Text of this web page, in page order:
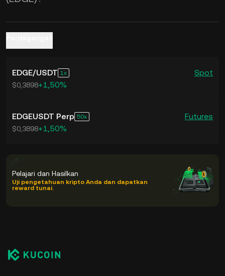
EDGE/USDT 1 Spot
$0,3898+1,50%
EDGEUSDT Perp 50 Futures
$0,3898+1,50%
Pelajari dan Hasilkan
Uji pengetahuan kripto Anda dan dapatkan
reward tunai.